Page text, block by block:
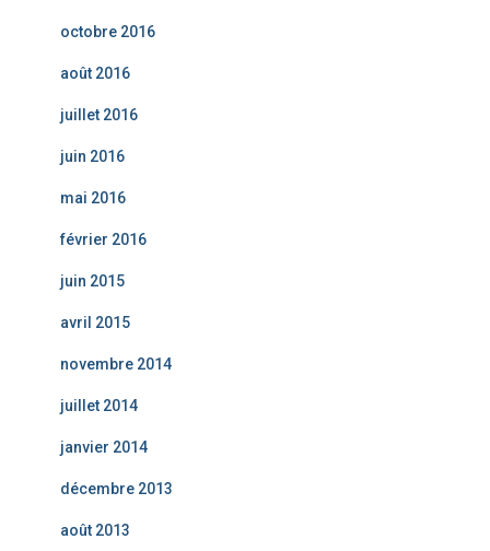
octobre 2016
août 2016
juillet 2016
juin 2016
mai 2016
février 2016
juin 2015
avril 2015
novembre 2014
juillet 2014
janvier 2014
décembre 2013
août 2013